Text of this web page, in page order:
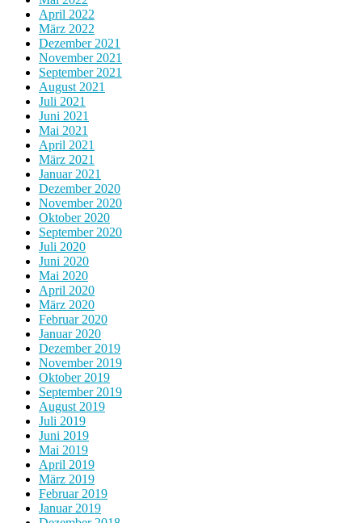
April 2022
März 2022
Dezember 2021
November 2021
September 2021
August 2021
Juli 2021
Juni 2021
Mai 2021
April 2021
März 2021
Januar 2021
Dezember 2020
November 2020
Oktober 2020
September 2020
Juli 2020
Juni 2020
Mai 2020
April 2020
März 2020
Februar 2020
Januar 2020
Dezember 2019
November 2019
Oktober 2019
September 2019
August 2019
Juli 2019
Juni 2019
Mai 2019
April 2019
März 2019
Februar 2019
Januar 2019